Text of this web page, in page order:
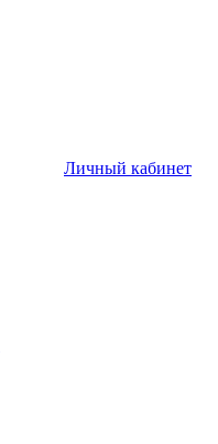
Личный кабинет